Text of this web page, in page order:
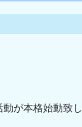
が本格始動致し